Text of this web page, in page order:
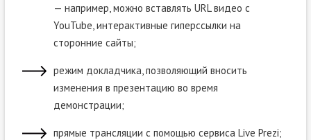
— например, можно вставлять URL видео с
YouTube, интерактивные гиперссылки на
сторонние сайты;
режим докладчика, позволяющий вносить
изменения в презентацию во время
демонстрации;
прямые трансляции с помощью сервиса Live Prezi;